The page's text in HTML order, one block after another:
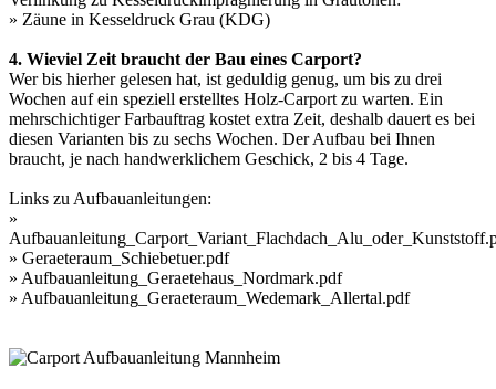
» Zäune in Kesseldruck Grau (KDG)
4. Wieviel Zeit braucht der Bau eines Carport?
Wer bis hierher gelesen hat, ist geduldig genug, um bis zu drei
Wochen auf ein speziell erstelltes Holz-Carport zu warten. Ein
mehrschichtiger Farbauftrag kostet extra Zeit, deshalb dauert es bei
diesen Varianten bis zu sechs Wochen. Der Aufbau bei Ihnen
braucht, je nach handwerklichem Geschick, 2 bis 4 Tage.
Links zu Aufbauanleitungen:
»
» Geraeteraum_Schiebetuer.pdf
» Aufbauanleitung_Geraetehaus_Nordmark.pdf
» Aufbauanleitung_Geraeteraum_Wedemark_Allertal.pdf